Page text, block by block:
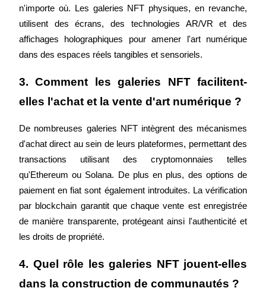
Obtenez des bénéfices à long terme et des intérêts flexibles
Apprenez le Staking
Découvrez comment gagner un revenu passif
Bitrue
AI
n'importe où. Les galeries NFT physiques, en revanche,
utilisent des écrans, des technologies AR/VR et des
affichages holographiques pour amener l'art numérique
dans des espaces réels tangibles et sensoriels.
3. Comment les galeries NFT facilitent-
elles l'achat et la vente d'art numérique ?
De nombreuses galeries NFT intègrent des mécanismes
d'achat direct au sein de leurs plateformes, permettant des
transactions utilisant des cryptomonnaies telles
qu'Ethereum ou Solana. De plus en plus, des options de
paiement en fiat sont également introduites. La vérification
par blockchain garantit que chaque vente est enregistrée
de manière transparente, protégeant ainsi l'authenticité et
les droits de propriété.
4. Quel rôle les galeries NFT jouent-elles
dans la construction de communautés ?